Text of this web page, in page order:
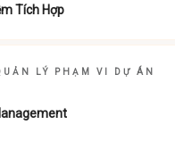
Tích Hợp
LÝ PHẠM VI DỰ ÁN